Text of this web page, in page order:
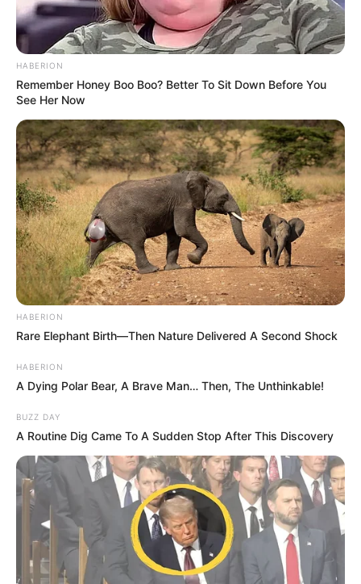
Gyászolnak a testépítők és ketrecharcosok:
szombaton Szalántánál végzetes balesetet
szenvedett Stétz Dániel. A szerencsétlenségben
egy mellette ülő nőutasa is életét vesztette, míg a
balesetben szintén érintett, másik kocsiban ülő két
személyt súlyos sérülésekkel szállítottak kórházba.
HABERION
Remember Honey Boo Boo? Better To Sit Down Before You
See Her Now
HABERION
Rare Elephant Birth—Then Nature Delivered A Second Shock
HABERION
A Dying Polar Bear, A Brave Man… Then, The Unthinkable!
BUZZ DAY
A Routine Dig Came To A Sudden Stop After This Discovery